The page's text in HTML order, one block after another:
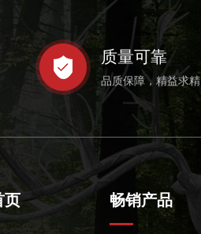
质量可靠
品质保障，精益求精
页 畅销产品